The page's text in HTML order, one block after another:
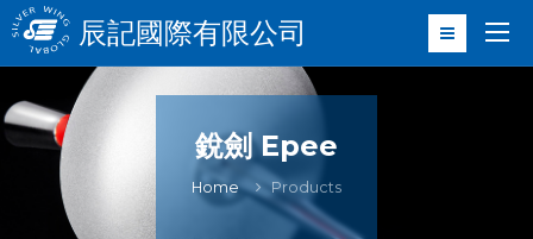
辰記國際有限公司
銳劍 Epee
Home Products